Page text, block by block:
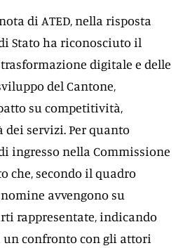
di ATED, nella risposta
Stato ha riconosciuto il
digitale e delle
del Cantone,
su competitività,
servizi. Per quanto
ingresso nella Commissione
che, secondo il quadro
avvengono su
rappresentate, indicando
confronto con gli attori